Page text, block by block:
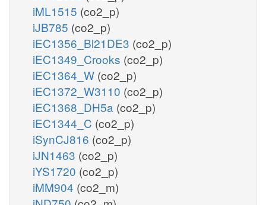
iML1515 (co2_p)
iJB785 (co2_p)
iEC1356_Bl21DE3 (co2_p)
iEC1349_Crooks (co2_p)
iEC1364_W (co2_p)
iEC1372_W3110 (co2_p)
iEC1368_DH5a (co2_p)
iEC1344_C (co2_p)
iSynCJ816 (co2_p)
iJN1463 (co2_p)
iYS1720 (co2_p)
iMM904 (co2_m)